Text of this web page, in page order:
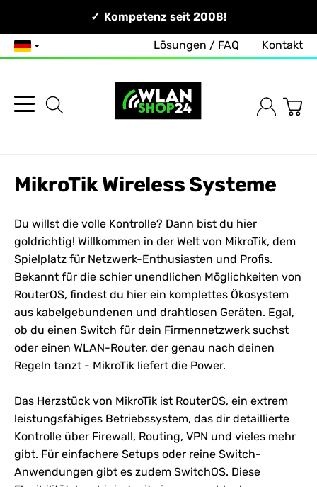
Persönlich & Erreichbar!Kompetenz seit 2008!
Deutsch Lösungen / FAQ Kontakt
MikroTik Wireless Systeme
Du willst die volle Kontrolle? Dann bist du hier
goldrichtig! Willkommen in der Welt von MikroTik, dem
Spielplatz für Netzwerk-Enthusiasten und Profis.
Bekannt für die schier unendlichen Möglichkeiten von
RouterOS, findest du hier ein komplettes Ökosystem
aus kabelgebundenen und drahtlosen Geräten. Egal,
ob du einen Switch für dein Firmennetzwerk suchst
oder einen WLAN-Router, der genau nach deinen
Regeln tanzt - MikroTik liefert die Power.
Das Herzstück von MikroTik ist RouterOS, ein extrem
leistungsfähiges Betriebssystem, das dir detaillierte
Kontrolle über Firewall, Routing, VPN und vieles mehr
gibt. Für einfachere Setups oder reine Switch-
Anwendungen gibt es zudem SwitchOS. Diese